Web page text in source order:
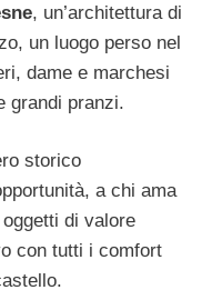
, un’architettura di
un luogo perso nel
dame e marchesi
grandi pranzi.
storico
a chi ama
di valore
con tutti i comfort